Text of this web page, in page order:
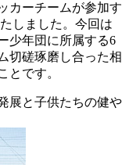
カーチームが参加す
しました。今回は
少年団に所属する6
切磋琢磨し合った相
とです。
展と子供たちの健や